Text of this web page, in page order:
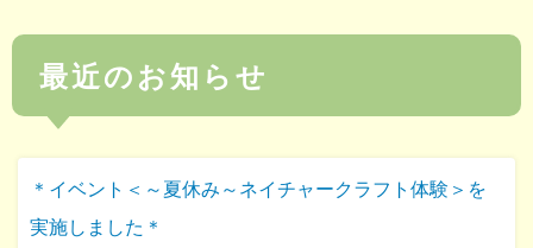
最近のお知らせ
＊イベント＜～夏休み～ネイチャークラフト体験＞を
実施しました＊